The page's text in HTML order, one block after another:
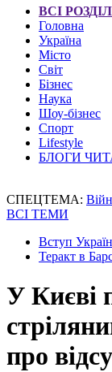
ВСІ
Головна
Україна
Місто
Світ
Бізнес
Наука
Шоу-бізнес
Спорт
Lifestyle
БЛОГИ
СПЕЦТЕМА:
ВСІ ТЕМИ
Вступ
Теракт в
У Києві
про